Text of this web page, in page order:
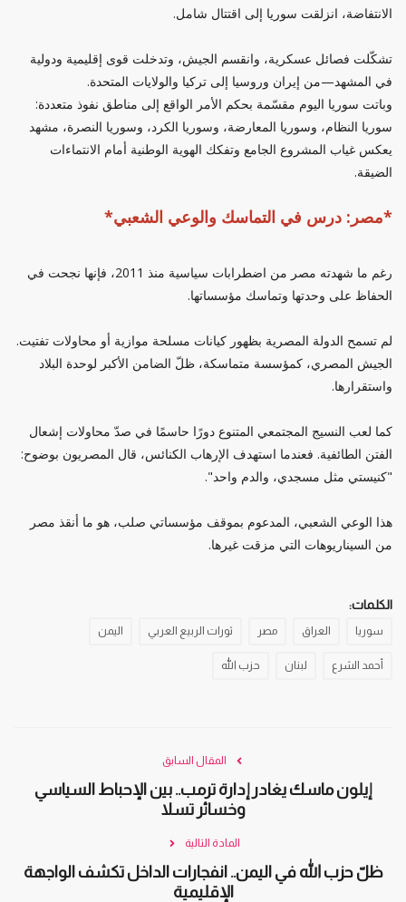
الانتفاضة، انزلقت سوريا إلى اقتتال شامل.
تشكّلت فصائل عسكرية، وانقسم الجيش، وتدخلت قوى إقليمية ودولية
في المشهد—من إيران وروسيا إلى تركيا والولايات المتحدة.
وباتت سوريا اليوم مقسّمة بحكم الأمر الواقع إلى مناطق نفوذ متعددة:
سوريا النظام، وسوريا المعارضة، وسوريا الكرد، وسوريا النصرة، مشهد
يعكس غياب المشروع الجامع وتفكك الهوية الوطنية أمام الانتماءات
الضيقة.
*مصر: درس في التماسك والوعي الشعبي*
رغم ما شهدته مصر من اضطرابات سياسية منذ 2011، فإنها نجحت في
الحفاظ على وحدتها وتماسك مؤسساتها.
لم تسمح الدولة المصرية بظهور كيانات مسلحة موازية أو محاولات تفتيت.
الجيش المصري، كمؤسسة متماسكة، ظلّ الضامن الأكبر لوحدة البلاد
واستقرارها.
كما لعب النسيج المجتمعي المتنوع دورًا حاسمًا في صدّ محاولات إشعال
الفتن الطائفية. فعندما استهدف الإرهاب الكنائس، قال المصريون بوضوح:
"كنيستي مثل مسجدي، والدم واحد".
هذا الوعي الشعبي، المدعوم بموقف مؤسساتي صلب، هو ما أنقذ مصر
من السيناريوهات التي مزقت غيرها.
الكلمات:
سوريا العراق مصر ثورات الربيع العربي اليمن
أحمد الشرع لبنان حزب الله
المقال السابق
إيلون ماسك يغادر إدارة ترمب.. بين الإحباط السياسي
وخسائر تسلا
المادة التالية
ظلّ حزب الله في اليمن.. انفجارات الداخل تكشف الواجهة
الإقليمية